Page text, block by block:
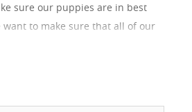
sure our puppies are in best
want to make sure that all of our
We deliver our puppies
the world! Please feel free to